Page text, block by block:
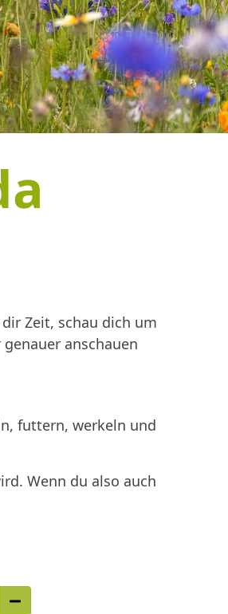
Zeit, schau dich um
anschauen
futtern, werkeln und
Wenn du also auch